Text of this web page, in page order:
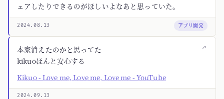
ェアしたりできるのがほしいよなあと思っていた。
2024.08.13 アプリ開発
↗
本家消えたのかと思ってた
kikuoほんと安心する
Kikuo - Love me, Love me, Love me - YouTube
2024.09.13